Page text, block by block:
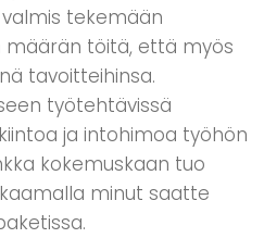
tekemään
töitä, että myös
tavoitteihinsa.
työtehtävissä
ja intohimoa työhön
kokemuskaan tuo
minut saatte